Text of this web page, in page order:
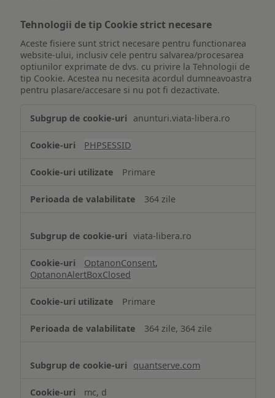
Tehnologii de tip Cookie strict necesare
Aceste fisiere sunt strict necesare pentru functionarea
website-ului, inclusiv cele pentru salvarea/procesarea
optiunilor exprimate de dvs. cu privire la Tehnologii de
tip Cookie. Acestea nu necesita acordul dumneavoastra
pentru plasare/accesare si nu pot fi dezactivate.
de
Cookie
necesare
anunturi.viata-libera.ro
PHPSESSID
Primare
364 zile
viata-libera.ro
OptanonConsent,
OptanonAlertBoxClosed
Primare
364 zile, 364 zile
quantserve.com
mc, d